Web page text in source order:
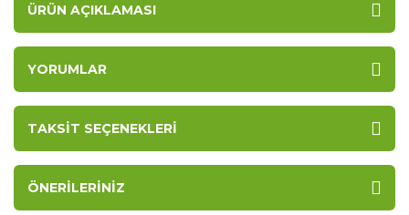
ÜRÜN AÇIKLAMASI
YORUMLAR
TAKSIT SEÇENEKLERI
ÖNERILERINIZ